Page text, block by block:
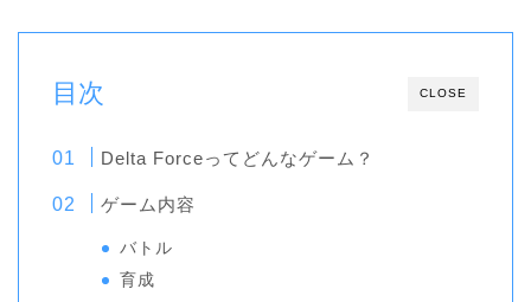
CLOSE
目次
Delta Forceってどんなゲーム？
ゲーム内容
バトル
育成